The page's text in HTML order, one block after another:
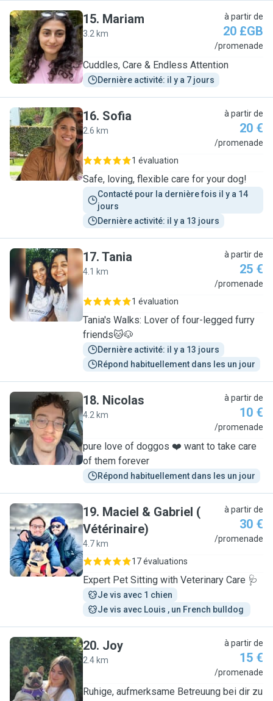
M
15. Mariam
3.2 km
à partir de
20 £GB
/promenade
Cuddles, Care & Endless Attention
Dernière activité: il y a 7 jours
S
16. Sofia
2.6 km
à partir de
20 €
/promenade
1 évaluation
Safe, loving, flexible care for your dog!
Contacté pour la dernière fois il y a 14
jours
Dernière activité: il y a 13 jours
T
17. Tania
4.1 km
à partir de
25 €
/promenade
1 évaluation
Tania's Walks: Lover of four-legged furry
friends🐱🐶
Dernière activité: il y a 13 jours
Répond habituellement dans les un jour
N
18. Nicolas
4.2 km
à partir de
10 €
/promenade
pure love of doggos ❤️ want to take care
of them forever
Répond habituellement dans les un jour
M
19. Maciel & Gabriel (
Vétérinaire)
4.7 km
à partir de
30 €
/promenade
17 évaluations
Expert Pet Sitting with Veterinary Care 🩺
Je vis avec 1 chien
Je vis avec Louis , un French bulldog
J
20. Joy
2.4 km
à partir de
15 €
/promenade
Ruhige, aufmerksame Betreuung bei dir zu